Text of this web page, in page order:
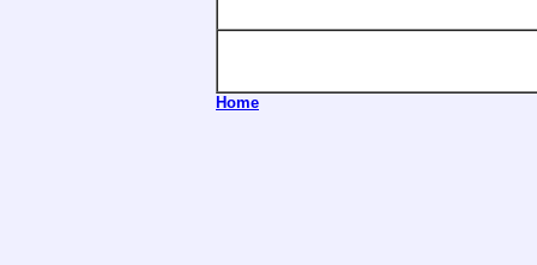
Home